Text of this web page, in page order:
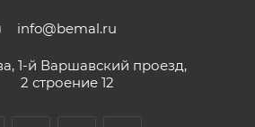
info@bemal.ru
1-й Варшавский проезд,
2 строение 12